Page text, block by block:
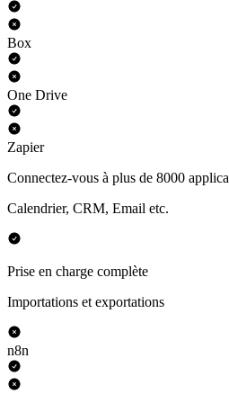
Box
One Drive
Zapier
Connectez-vous à plus de 8000
Calendrier, CRM, Email etc.
Prise en charge complète
Importations et exportations
n8n